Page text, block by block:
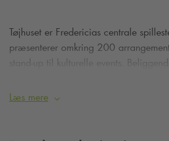
Tøjhuset er Fredericias centrale
præsenterer omkring 200
stand-up til kulturelle events.
og en hyggelig bar/café. Salen har
Læs mere